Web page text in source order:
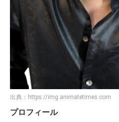
出典： https://img.animatetimes.com
プロフィール